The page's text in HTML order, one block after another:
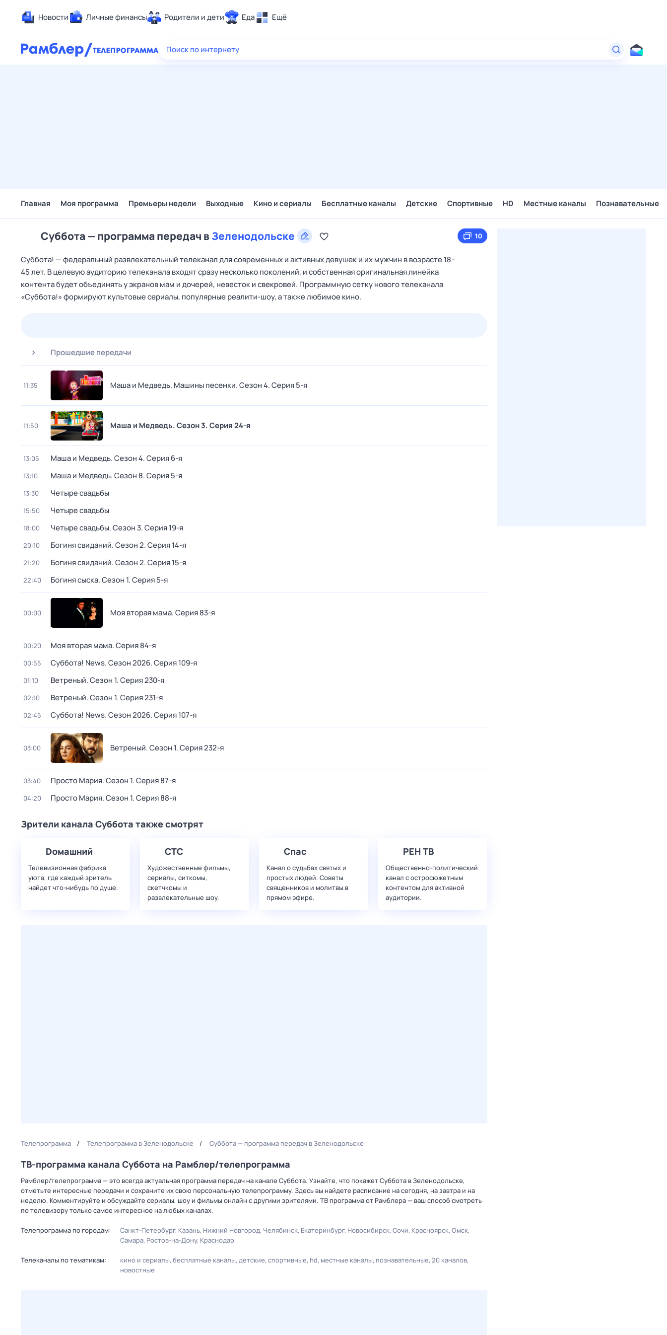
Новости Личные финансы Родители и дети Еда Ещё
Здоровье
Поиск по интернету
Главная Моя программа Премьеры недели Выходные Кино и сериалы Бесплатные каналы Детские Спортивные HD Местные каналы Познавательные
Суббота — программа передач вЗеленодольске 10
Cуббота! — федеральный развлекательный телеканал для современных и активных девушек и их мужчин в возрасте 18–
45 лет. В целевую аудиторию телеканала входят сразу несколько поколений, и собственная оригинальная линейка
контента будет объединять у экранов мам и дочерей, невесток и свекровей. Программную сетку нового телеканала
«Суббота!» формируют культовые сериалы, популярные реалити-шоу, а также любимое кино.
Прошедшие передачи
11:35 Маша и Медведь. Машины песенки. Сезон 4. Серия 5-я
11:50 Маша и Медведь. Сезон 3. Серия 24-я
13:05 Маша и Медведь. Сезон 4. Серия 6-я
13:10 Маша и Медведь. Сезон 8. Серия 5-я
13:30 Четыре свадьбы
15:50 Четыре свадьбы
18:00 Четыре свадьбы. Сезон 3. Серия 19-я
20:10 Богиня свиданий. Сезон 2. Серия 14-я
21:20 Богиня свиданий. Сезон 2. Серия 15-я
22:40 Богиня сыска. Сезон 1. Серия 5-я
00:00 Моя вторая мама. Серия 83-я
00:20 Моя вторая мама. Серия 84-я
00:55 Суббота! News. Сезон 2026. Серия 109-я
01:10 Ветреный. Сезон 1. Серия 230-я
02:10 Ветреный. Сезон 1. Серия 231-я
02:45 Суббота! News. Сезон 2026. Серия 107-я
03:00 Ветреный. Сезон 1. Серия 232-я
03:40 Просто Мария. Сезон 1. Серия 87-я
04:20 Просто Мария. Сезон 1. Серия 88-я
Зрители канала Суббота также смотрят
Dомашний
Телевизионная фабрика
уюта, где каждый зритель
найдет что‑нибудь по душе.
СТС
Художественные фильмы,
сериалы, ситкомы,
скетчкомы и
развлекательные шоу.
Спас
Канал о судьбах святых и
простых людей. Советы
священников и молитвы в
прямом эфире.
РЕН ТВ
Общественно-политический
канал с остросюжетным
контентом для активной
аудитории.
Телепрограмма Телепрограмма в Зеленодольске Суббота — программа передач в Зеленодольске
ТВ-программа канала Суббота на Рамблер/телепрограмма
Рамблер/телепрограмма — это всегда актуальная программа передач на канале Суббота. Узнайте, что покажет Суббота в Зеленодольске,
отметьте интересные передачи и сохраните их свою персональную телепрограмму. Здесь вы найдете расписание на сегодня, на завтра и на
неделю. Комментируйте и обсуждайте сериалы, шоу и фильмы онлайн с другими зрителями. ТВ программа от Рамблера — ваш способ смотреть
по телевизору только самое интересное на любых каналах.
Телепрограмма по городам: Санкт-Петербург Казань Нижний Новгород Челябинск Екатеринбург Новосибирск Сочи Красноярск Омск
Самара Ростов-на-Дону Краснодар
Телеканалы по тематикам: кино и сериалы бесплатные каналы детские спортивные hd местные каналы познавательные 20 каналов
новостные